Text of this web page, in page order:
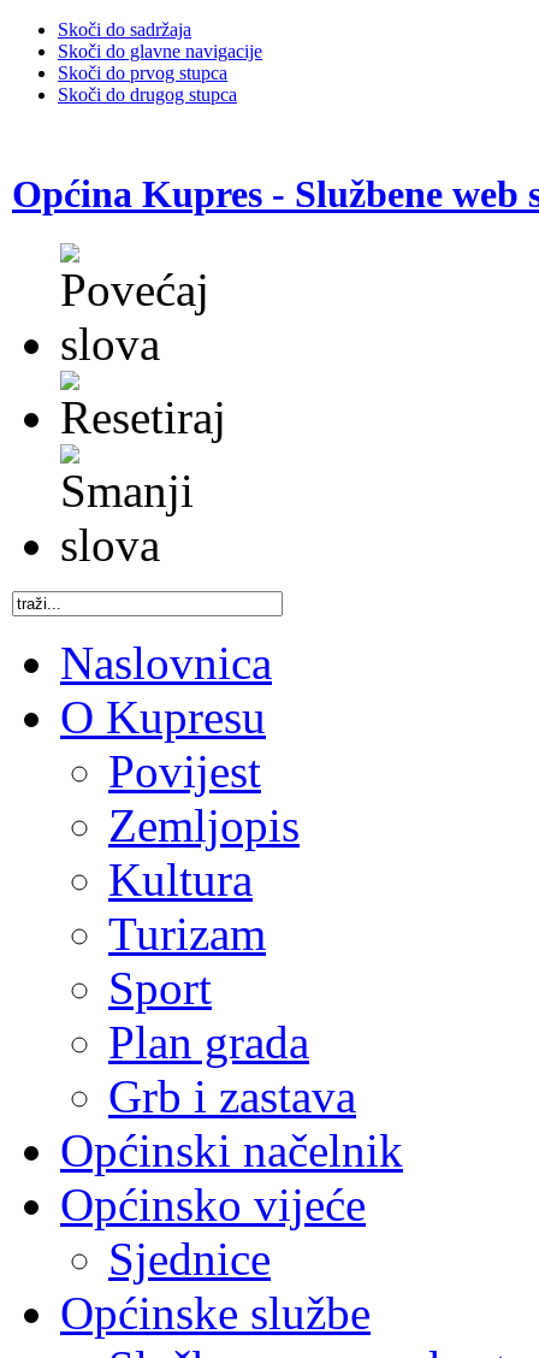
Skoči do sadržaja
Skoči do glavne navigacije
Skoči do prvog stupca
Skoči do drugog stupca
Općina Kupres - Službene web
Naslovnica
O Kupresu
Povijest
Zemljopis
Kultura
Turizam
Sport
Plan grada
Grb i zastava
Općinski načelnik
Općinsko vijeće
Sjednice
Općinske službe